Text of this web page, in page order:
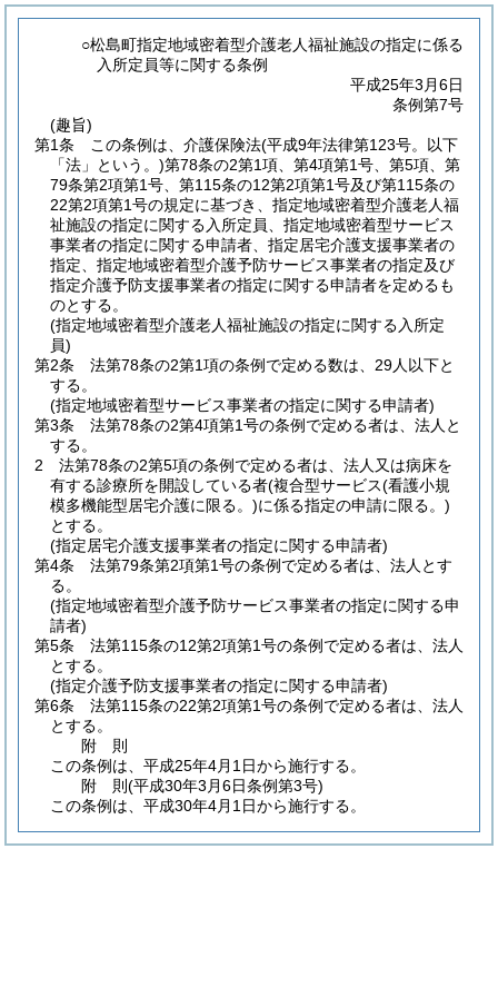
○松島町指定地域密着型介護老人福祉施設の指定に係る
入所定員等に関する条例
平成25年3月6日
条例第7号
(趣旨)
第1条
この条例は、介護保険法(平成9年法律第123号。以下
「法」という。)第78条の2第1項、第4項第1号、第5項、第
79条第2項第1号、第115条の12第2項第1号及び第115条の
22第2項第1号の規定に基づき、指定地域密着型介護老人福
祉施設の指定に関する入所定員、指定地域密着型サービス
事業者の指定に関する申請者、指定居宅介護支援事業者の
指定、指定地域密着型介護予防サービス事業者の指定及び
指定介護予防支援事業者の指定に関する申請者を定めるも
のとする。
(指定地域密着型介護老人福祉施設の指定に関する入所定
員)
第2条
法第78条の2第1項の条例で定める数は、29人以下と
する。
(指定地域密着型サービス事業者の指定に関する申請者)
第3条
法第78条の2第4項第1号の条例で定める者は、法人と
する。
2
法第78条の2第5項の条例で定める者は、法人又は病床を
有する診療所を開設している者(複合型サービス(看護小規
模多機能型居宅介護に限る。)に係る指定の申請に限る。)
とする。
(指定居宅介護支援事業者の指定に関する申請者)
第4条
法第79条第2項第1号の条例で定める者は、法人とす
る。
(指定地域密着型介護予防サービス事業者の指定に関する申
請者)
第5条
法第115条の12第2項第1号の条例で定める者は、法人
とする。
(指定介護予防支援事業者の指定に関する申請者)
第6条
法第115条の22第2項第1号の条例で定める者は、法人
とする。
附 則
この条例は、平成25年4月1日から施行する。
附 則(平成30年3月6日条例第3号)
この条例は、平成30年4月1日から施行する。